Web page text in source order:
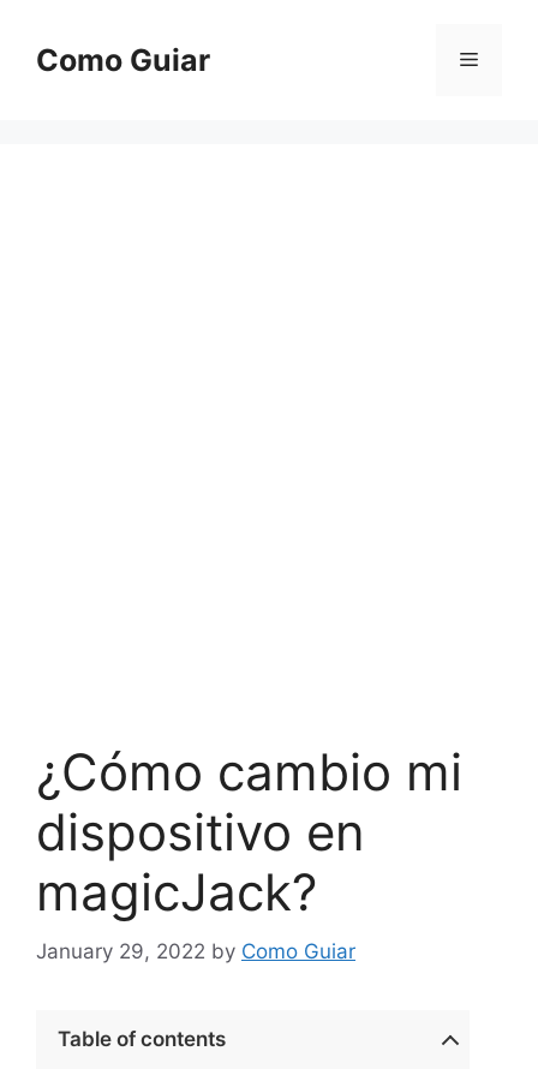
contentComo Guiar Menu
¿Cómo cambio mi
dispositivo en
magicJack?
January 29, 2022 by Como Guiar
Table of contents